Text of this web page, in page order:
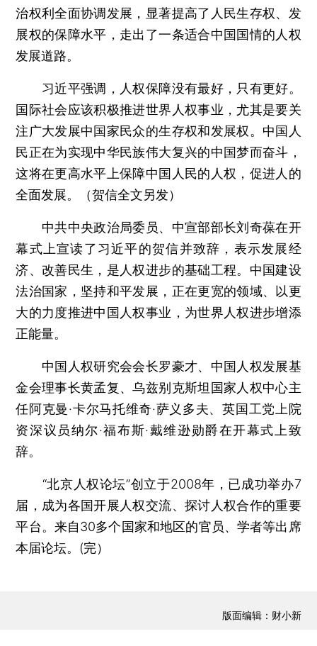
治权利全面协调发展，显著提高了人民生存权、发
展权的保障水平，走出了一条适合中国国情的人权
发展道路。
习近平强调，人权保障没有最好，只有更好。
国际社会应该积极推进世界人权事业，尤其是要关
注广大发展中国家民众的生存权和发展权。中国人
民正在为实现中华民族伟大复兴的中国梦而奋斗，
这将在更高水平上保障中国人民的人权，促进人的
全面发展。（贺信全文另发）
中共中央政治局委员、中宣部部长刘奇葆在开
幕式上宣读了习近平的贺信并致辞，表示发展经
济、改善民生，是人权进步的基础工程。中国建设
法治国家，坚持和平发展，正在更宽的领域、以更
大的力度推进中国人权事业，为世界人权进步增添
正能量。
中国人权研究会会长罗豪才、中国人权发展基
金会理事长黄孟复、乌兹别克斯坦国家人权中心主
任阿克曼·卡尔马托维奇·萨义多夫、英国工党上院
资深议员纳尔·福布斯·戴维逊勋爵在开幕式上致
辞。
“北京人权论坛”创立于2008年，已成功举办7
届，成为各国开展人权交流、探讨人权合作的重要
平台。来自30多个国家和地区的官员、学者等出席
本届论坛。(完）
版面编辑：财小新